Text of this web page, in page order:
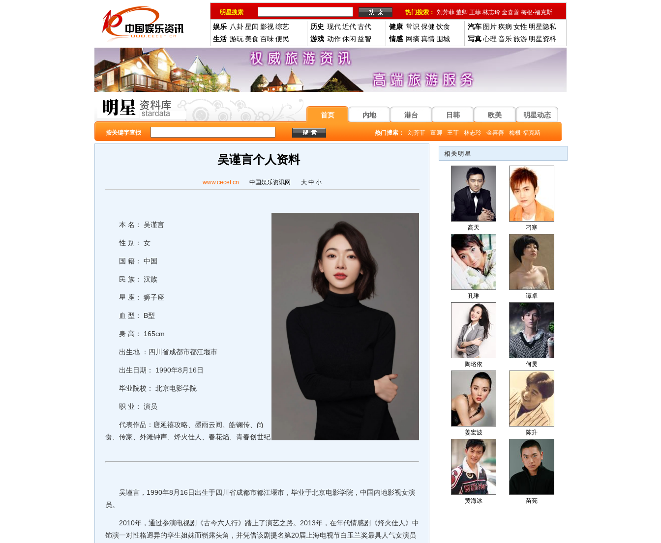
明星搜索 热门搜索： 刘芳菲 董卿 王菲 林志玲 金喜善 梅根-福克斯
娱乐 八卦星闻 影视综艺
生活 游玩 美食 百味便民
历史 现代近代古代
游戏 动作休闲 益智
健康 常识 保健 饮食
情感 网摘真情 围城
汽车 图片疾病 女性 明星隐私
写真心理 音乐旅游 明星资料
首页 内地 港台 日韩 欧美 明星动态
按关键字查找 热门搜索： 刘芳菲 董卿 王菲 林志玲 金喜善 梅根-福克斯
吴谨言个人资料
www.cecet.cn 中国娱乐资讯网 大 中 小
本 名： 吴谨言
性 别： 女
国 籍： 中国
民 族： 汉族
星 座： 狮子座
血 型： B型
身 高： 165cm
出生地 ：四川省成都市都江堰市
出生日期： 1990年8月16日
毕业院校： 北京电影学院
职 业： 演员
代表作品：唐延禧攻略、墨雨云间、皓镧传、尚
食、传家、外滩钟声、烽火佳人、春花焰、青春创世纪
吴谨言，1990年8月16日出生于四川省成都市都江堰市，毕业于北京电影学院，中国内地影视女演
员。
2010年，通过参演电视剧《古今六人行》踏上了演艺之路。2013年，在年代情感剧《烽火佳人》中
饰演一对性格迥异的孪生姐妹而崭露头角，并凭借该剧提名第20届上海电视节白玉兰奖最具人气女演员
相关明星
高天 刁寒
孔琳 谭卓
陶珞依 何炅
姜宏波 陈升
黄海冰 苗亮